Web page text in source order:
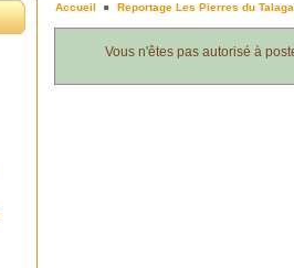
Accueil Reportage Les Pierres du
Vous n'êtes pas autorisé à